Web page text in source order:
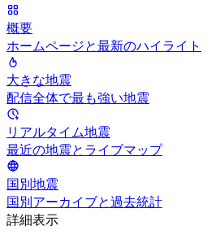
概要
ホームページと最新のハイライト
大きな地震
配信全体で最も強い地震
リアルタイム地震
最近の地震とライブマップ
国別地震
国別アーカイブと過去統計
詳細表示